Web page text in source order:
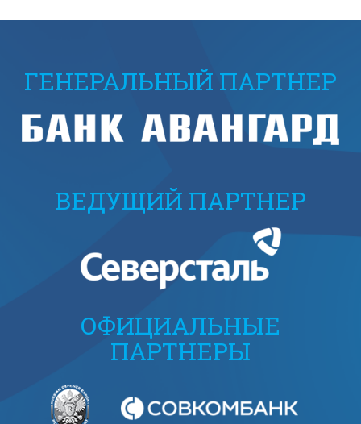
ГЕНЕРАЛЬНЫЙ ПАРТНЕР
ВЕДУЩИЙ ПАРТНЕР
ОФИЦИАЛЬНЫЕ
ПАРТНЕРЫ